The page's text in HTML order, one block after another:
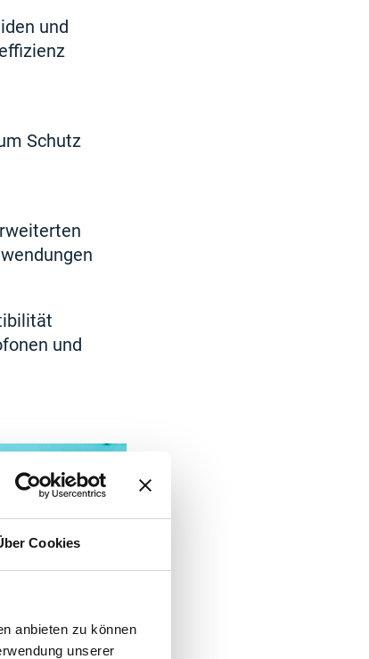
Cookies
anbieten zu können
unserer
und
Schutz
und